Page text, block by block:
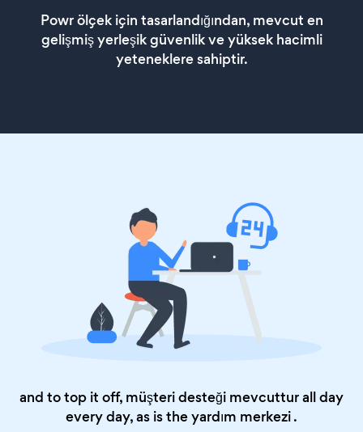
Powr ölçek için tasarlandığından, mevcut en
gelişmiş yerleşik güvenlik ve yüksek hacimli
yeteneklere sahiptir.
and to top it off, müşteri desteği mevcuttur all day
every day, as is theyardım merkezi.